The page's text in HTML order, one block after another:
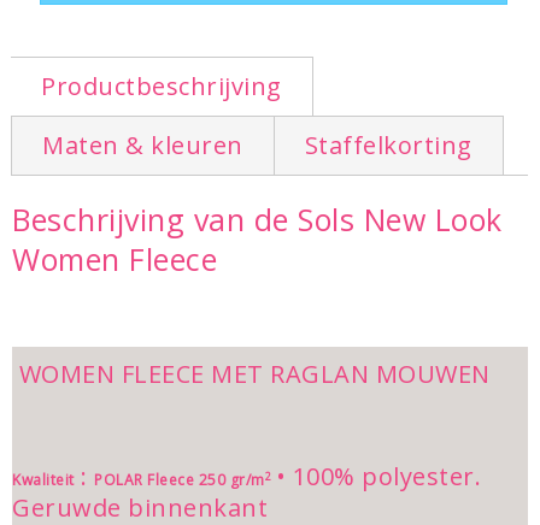
Ook leverbaar in herenmodelklik hier
Productbeschrijving
Maten & kleuren
Staffelkorting
Beschrijving van de Sols New Look
Women Fleece
WOMEN FLEECE MET RAGLAN MOUWEN
Kwaliteit: POLAR Fleece 250 gr/m2 • 100% polyester.
Geruwde binnenkant